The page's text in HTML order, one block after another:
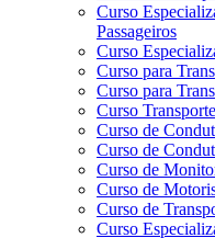
Curso
Passageiros
Curso
Curso para
Curso para
Curso
Curso de
Curso de
Curso de
Curso de
Curso de
Curso